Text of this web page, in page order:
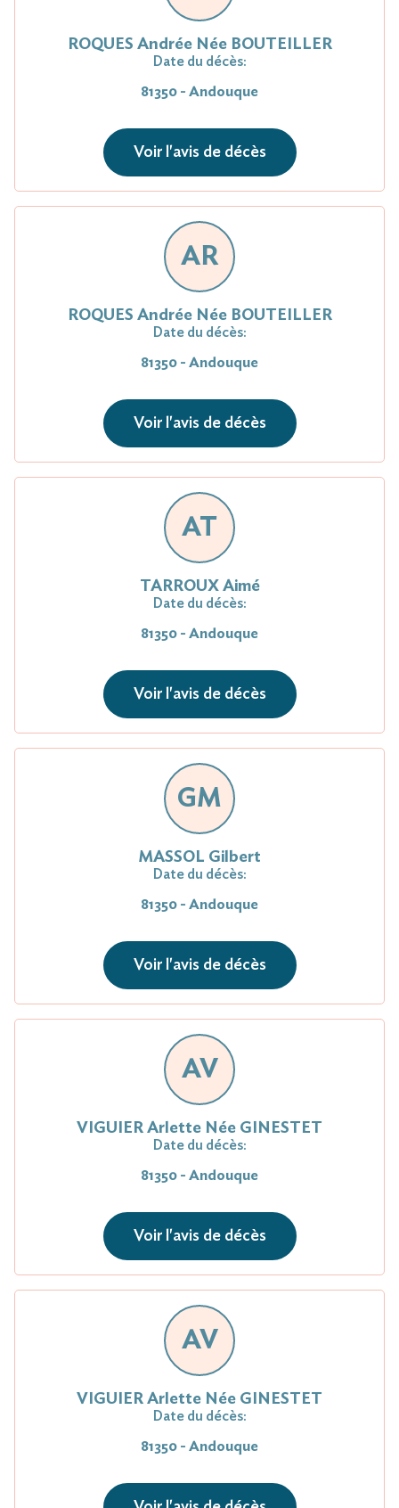
ROQUES Andrée Née BOUTEILLER
Date du décès:
81350 - Andouque
Voir l'avis de décès
AR
ROQUES Andrée Née BOUTEILLER
Date du décès:
81350 - Andouque
Voir l'avis de décès
AT
TARROUX Aimé
Date du décès:
81350 - Andouque
Voir l'avis de décès
GM
MASSOL Gilbert
Date du décès:
81350 - Andouque
Voir l'avis de décès
AV
VIGUIER Arlette Née GINESTET
Date du décès:
81350 - Andouque
Voir l'avis de décès
AV
VIGUIER Arlette Née GINESTET
Date du décès:
81350 - Andouque